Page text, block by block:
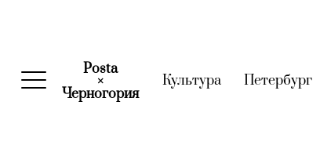
Posta
×
Черногория(current)
Культура(current)
Петербург